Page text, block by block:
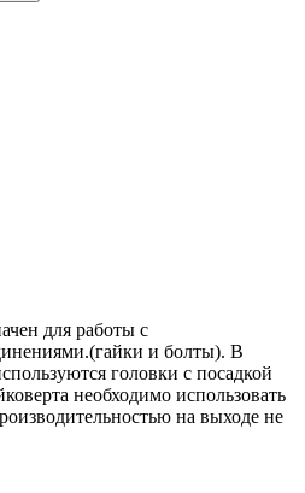
для работы с
и болты). В
головки с посадкой
необходимо использовать
на выходе не